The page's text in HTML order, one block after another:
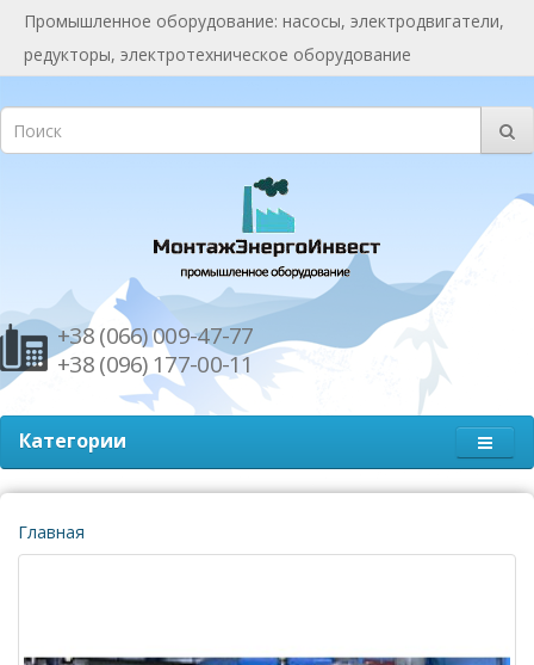
Промышленное оборудование: насосы, электродвигатели,
редукторы, электротехническое оборудование
+38 (066) 009-47-77
+38 (096) 177-00-11
Категории
Главная